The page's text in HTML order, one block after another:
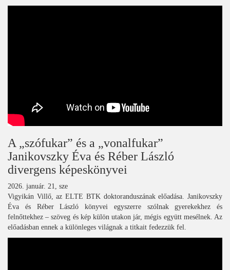
A „szófukar” és a „vonalfukar”
Janikovszky Éva és Réber László
divergens képeskönyvei
2026. január. 21, sze
Vigyikán Villő, az ELTE BTK doktoranduszának előadása. Janikovszky
Éva és Réber László könyvei egyszerre szólnak gyerekekhez és
felnőttekhez – szöveg és kép külön utakon jár, mégis együtt mesélnek. Az
előadásban ennek a különleges világnak a titkait fedezzük fel.